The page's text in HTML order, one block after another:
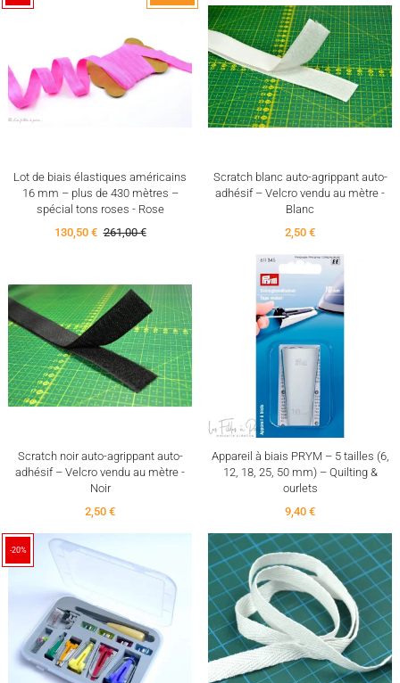
Lot de biais élastiques américains
16 mm – plus de 430 mètres –
spécial tons roses - Rose
130,50 € 261,00 €
Scratch blanc auto-agrippant auto-
adhésif – Velcro vendu au mètre -
Blanc
2,50 €
Scratch noir auto-agrippant auto-
adhésif – Velcro vendu au mètre -
Noir
2,50 €
Appareil à biais PRYM – 5 tailles (6,
12, 18, 25, 50 mm) – Quilting &
ourlets
9,40 €
-20%